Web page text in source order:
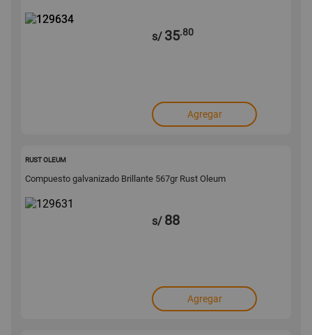
s/ 35.80
Agregar
RUST OLEUM
Compuesto galvanizado Brillante 567gr Rust Oleum
s/ 88
Agregar